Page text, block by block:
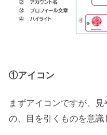
①アイコン
まずアイコンですが、
の、目を引くものを意識